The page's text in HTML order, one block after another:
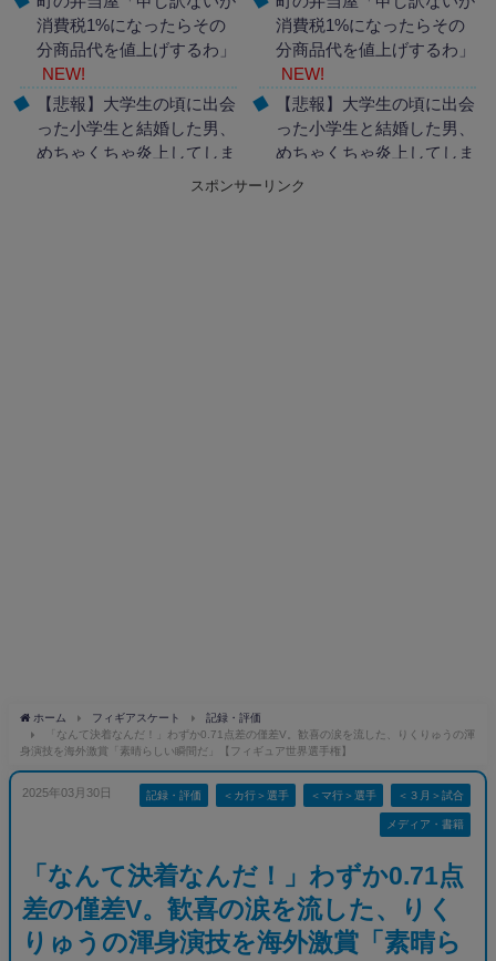
消費税1%になったらその
分商品代を値上げするわ」
NEW!
【悲報】大学生の頃に出会
った小学生と結婚した男、
めちゃくちゃ炎上してしま
消費税1%になったらその
分商品代を値上げするわ」
NEW!
【悲報】大学生の頃に出会
った小学生と結婚した男、
めちゃくちゃ炎上してしま
うwwwwwwwww
スポンサーリンク
ホーム フィギアスケート
記録・評価
「なんて決着なんだ！」わずか0.71点差の僅差V。歓喜の涙を流した、りくりゅうの渾
身演技を海外激賞「素晴らしい瞬間だ」【フィギュア世界選手権】
2025年03月30日 記録・評価 ＜カ行＞選手 ＜マ行＞選手 ＜３月＞試合
メディア・書籍
「なんて決着なんだ！」わずか0.71点
差の僅差V。歓喜の涙を流した、りく
りゅうの渾身演技を海外激賞「素晴ら